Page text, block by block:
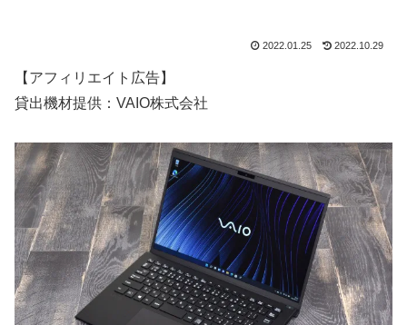
2022.01.25 2022.10.29
【アフィリエイト広告】
貸出機材提供：VAIO株式会社